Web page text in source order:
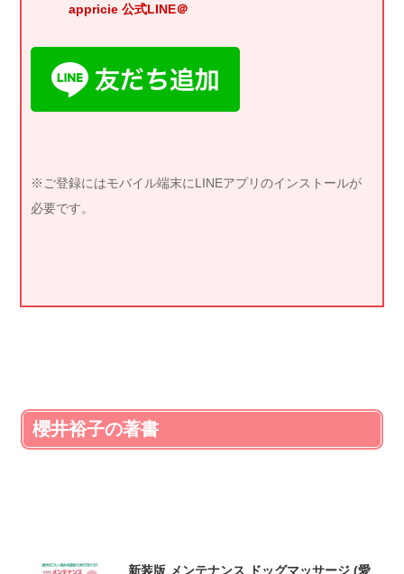
appricie 公式LINE＠
※ご登録にはモバイル端末にLINEアプリのインストールが
必要です。
櫻井裕子の著書
新装版 メンテナンス ドッグマッサージ (愛